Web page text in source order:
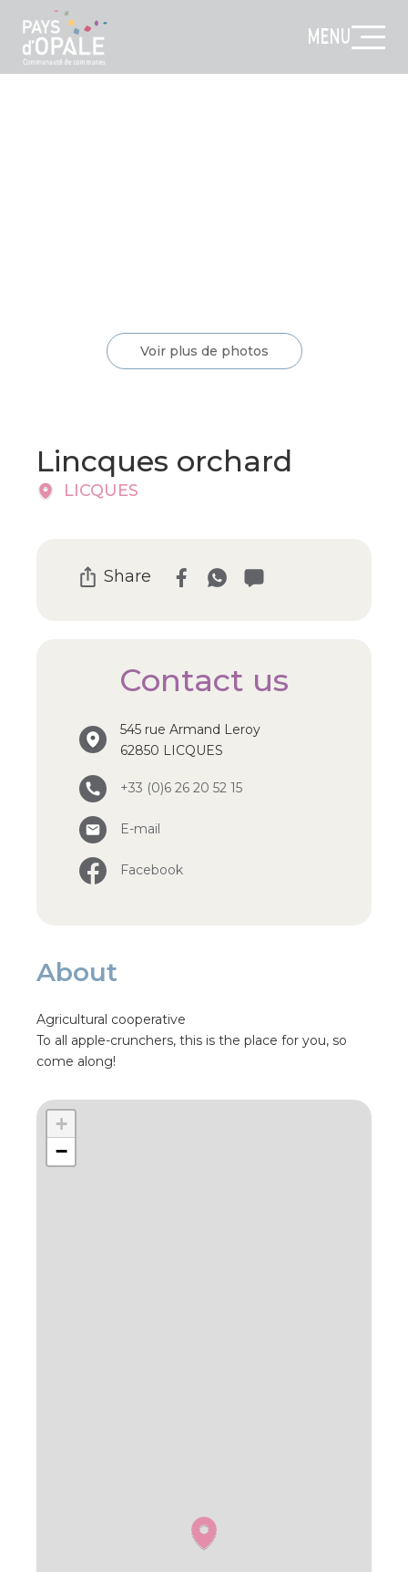
MENU
Voir plus de photos
Lincques orchard
LICQUES
Share
Contact us
545 rue Armand Leroy
62850 LICQUES
+33 (0)6 26 20 52 15
E-mail
Facebook
About
Agricultural cooperative
To all apple-crunchers, this is the place for you, so
come along!
+
−